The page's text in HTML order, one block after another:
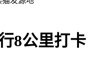
8公里打卡